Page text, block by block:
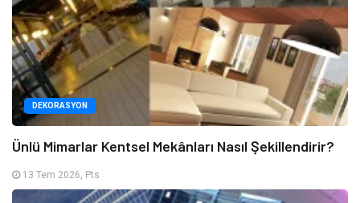
DEKORASYON
Ünlü Mimarlar Kentsel Mekânları Nasıl Şekillendirir?
13 Tem 2026, Pts